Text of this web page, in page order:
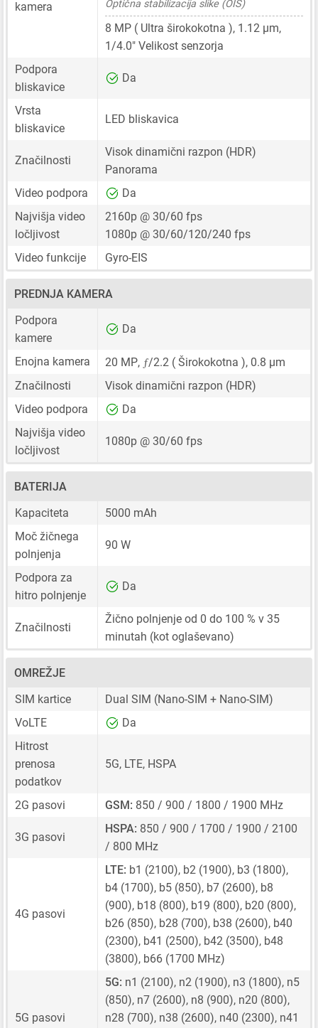
kamera
Optična stabilizacija slike (OIS)
8 MP ( Ultra širokokotna ), 1.12 μm,
1/4.0" Velikost senzorja
Podpora
bliskavice
Da
Vrsta
bliskavice
LED bliskavica
Značilnosti
Visok dinamični razpon (HDR)
Panorama
Video podpora
Da
Najvišja video
ločljivost
2160p @ 30/60 fps
1080p @ 30/60/120/240 fps
Video funkcije
Gyro-EIS
PREDNJA KAMERA
Podpora
kamere
Da
Enojna kamera 20 MP, ƒ/2.2 ( Širokokotna ), 0.8 μm
Značilnosti
Visok dinamični razpon (HDR)
Video podpora
Da
Najvišja video
ločljivost
1080p @ 30/60 fps
BATERIJA
Kapaciteta
5000 mAh
Moč žičnega
polnjenja
90 W
Podpora za
hitro polnjenje
Da
Značilnosti
Žično polnjenje od 0 do 100 % v 35
minutah (kot oglaševano)
OMREŽJE
SIM kartice
Dual SIM (Nano-SIM + Nano-SIM)
VoLTE
Da
Hitrost
prenosa
podatkov
5G, LTE, HSPA
2G pasovi GSM: 850 / 900 / 1800 / 1900 MHz
3G pasovi
HSPA: 850 / 900 / 1700 / 1900 / 2100
/ 800 MHz
4G pasovi
LTE: b1 (2100), b2 (1900), b3 (1800),
b4 (1700), b5 (850), b7 (2600), b8
(900), b18 (800), b19 (800), b20 (800),
b26 (850), b28 (700), b38 (2600), b40
(2300), b41 (2500), b42 (3500), b48
(3800), b66 (1700 MHz)
5G pasovi
5G: n1 (2100), n2 (1900), n3 (1800), n5
(850), n7 (2600), n8 (900), n20 (800),
n28 (700), n38 (2600), n40 (2300), n41